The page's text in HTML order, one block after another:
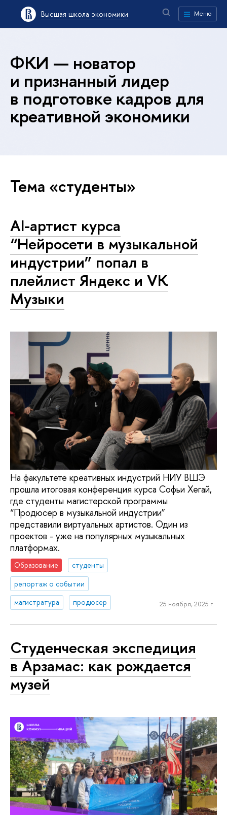
Высшая школа экономики Меню
ФКИ — новатор
и признанный лидер
в подготовке кадров для
креативной экономики
Тема «студенты»
AI-артист курса
“Нейросети в музыкальной
индустрии” попал в
плейлист Яндекс и VK
Музыки
На факультете креативных индустрий НИУ ВШЭ
прошла итоговая конференция курса Софьи Хегай,
где студенты магистерской программы
“Продюсер в музыкальной индустрии”
представили виртуальных артистов. Один из
проектов - уже на популярных музыкальных
платформах.
Образование
студенты
репортаж о событии
магистратура
продюсер 25 ноября, 2025 г.
Студенческая экспедиция
в Арзамас: как рождается
музей